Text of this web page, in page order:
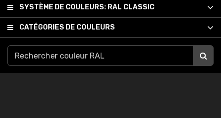
SYSTÈME DE COULEURS: RAL CLASSIC
CATÉGORIES DE COULEURS